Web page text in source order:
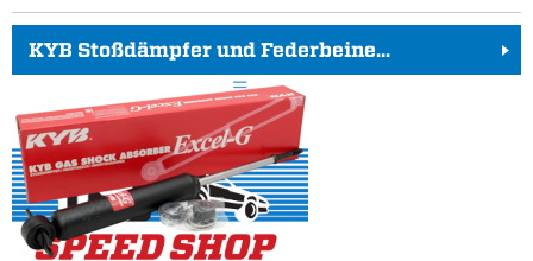
KYB Stoßdämpfer und Federbeine...